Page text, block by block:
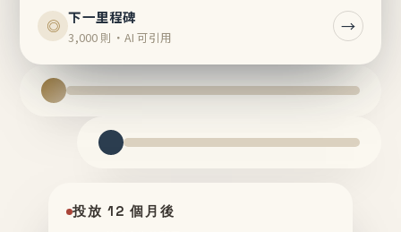
◎ 下一里程碑
3,000 則・AI 可引用
→
投放 12 個月後